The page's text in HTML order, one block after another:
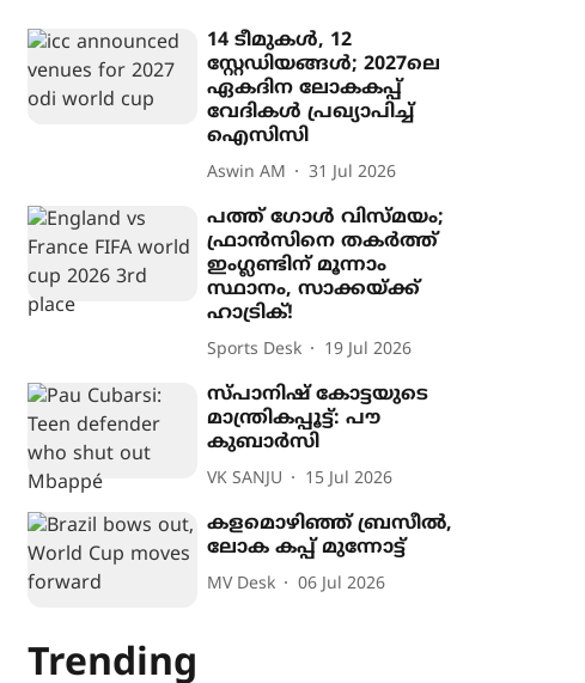
14 ടീമുകൾ, 12
സ്റ്റേഡിയങ്ങൾ; 2027ലെ
ഏകദിന ലോകകപ്പ്
വേദികൾ പ്രഖ‍്യാപിച്ച്
ഐസിസി
Aswin AM 31 Jul 2026
പത്ത് ഗോൾ വിസ്മയം;
ഫ്രാൻസിനെ തകർത്ത്
ഇംഗ്ലണ്ടിന് മൂന്നാം
സ്ഥാനം, സാക്കയ്ക്ക്
ഹാട്രിക്!
Sports Desk 19 Jul 2026
സ്പാനിഷ് കോട്ടയു‌ടെ
മാന്ത്രികപ്പൂട്ട്: പൗ
കുബാർസി
VK SANJU 15 Jul 2026
കളമൊഴിഞ്ഞ് ബ്രസീൽ,
ലോക കപ്പ് മുന്നോട്ട്
MV Desk 06 Jul 2026
Trending